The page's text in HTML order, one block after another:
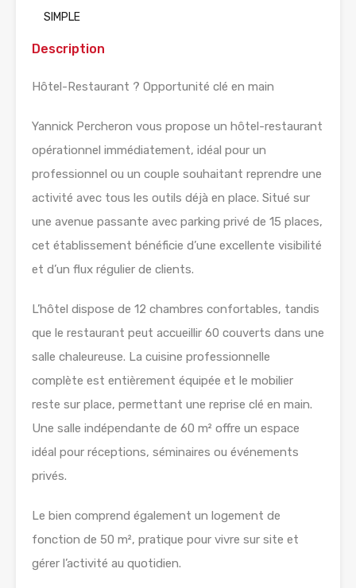
SIMPLE
Description
Hôtel-Restaurant ? Opportunité clé en main
Yannick Percheron vous propose un hôtel-restaurant
opérationnel immédiatement, idéal pour un
professionnel ou un couple souhaitant reprendre une
activité avec tous les outils déjà en place. Situé sur
une avenue passante avec parking privé de 15 places,
cet établissement bénéficie d’une excellente visibilité
et d’un flux régulier de clients.
L’hôtel dispose de 12 chambres confortables, tandis
que le restaurant peut accueillir 60 couverts dans une
salle chaleureuse. La cuisine professionnelle
complète est entièrement équipée et le mobilier
reste sur place, permettant une reprise clé en main.
Une salle indépendante de 60 m² offre un espace
idéal pour réceptions, séminaires ou événements
privés.
Le bien comprend également un logement de
fonction de 50 m², pratique pour vivre sur site et
gérer l’activité au quotidien.